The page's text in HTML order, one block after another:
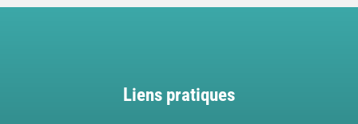
Liens pratiques